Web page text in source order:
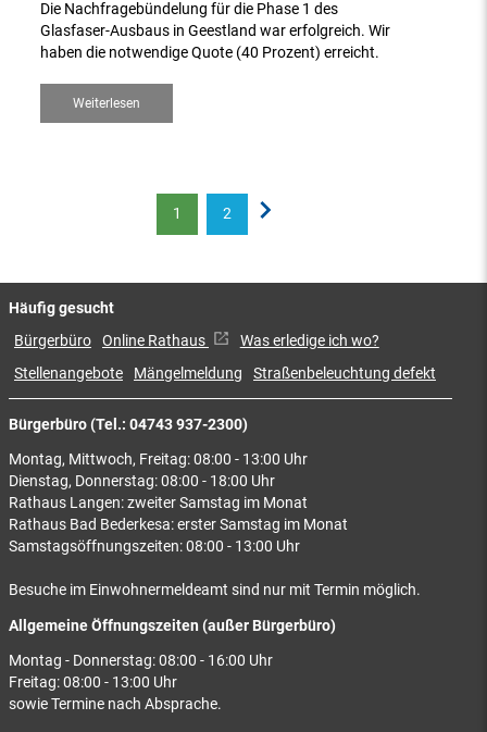
Die Nachfragebündelung für die Phase 1 des
Glasfaser-Ausbaus in Geestland war erfolgreich. Wir
haben die notwendige Quote (40 Prozent) erreicht.
Weiterlesen
1 2
Bürgerbüro (Tel.: 04743 937-2300)
Montag, Mittwoch, Freitag: 08:00 - 13:00 Uhr
Dienstag, Donnerstag: 08:00 - 18:00 Uhr
Rathaus Langen: zweiter Samstag im Monat
Rathaus Bad Bederkesa: erster Samstag im Monat
Samstagsöffnungszeiten: 08:00 - 13:00 Uhr
Besuche im Einwohnermeldeamt sind nur mit Termin möglich.
Allgemeine Öffnungszeiten (außer Bürgerbüro)
Montag - Donnerstag: 08:00 - 16:00 Uhr
Freitag: 08:00 - 13:00 Uhr
sowie Termine nach Absprache.
Häufig gesucht
Bürgerbüro Online Rathaus
Was erledige ich wo?
Stellenangebote
Mängelmeldung Straßenbeleuchtung defekt